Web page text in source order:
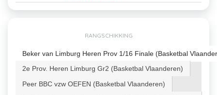
RANGSCHIKKING
Beker van Limburg Heren Prov 1/16 Finale (Basketbal
2e Prov. Heren Limburg Gr2 (Basketbal Vlaanderen)
Peer BBC vzw OEFEN (Basketbal Vlaanderen)